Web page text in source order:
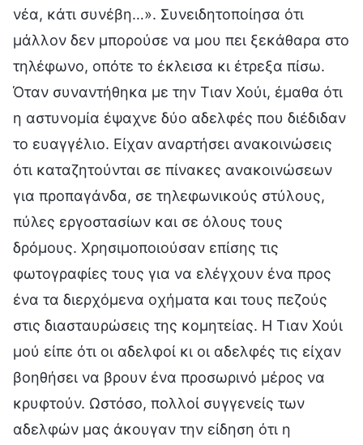
νέα, κάτι συνέβη…». Συνειδητοποίησα ότι
μάλλον δεν μπορούσε να μου πει ξεκάθαρα στο
τηλέφωνο, οπότε το έκλεισα κι έτρεξα πίσω.
Όταν συναντήθηκα με την Τιαν Χούι, έμαθα ότι
η αστυνομία έψαχνε δύο αδελφές που διέδιδαν
το ευαγγέλιο. Είχαν αναρτήσει ανακοινώσεις
ότι καταζητούνται σε πίνακες ανακοινώσεων
για προπαγάνδα, σε τηλεφωνικούς στύλους,
πύλες εργοστασίων και σε όλους τους
δρόμους. Χρησιμοποιούσαν επίσης τις
φωτογραφίες τους για να ελέγχουν ένα προς
ένα τα διερχόμενα οχήματα και τους πεζούς
στις διασταυρώσεις της κομητείας. Η Τιαν Χούι
μού είπε ότι οι αδελφοί κι οι αδελφές τις είχαν
βοηθήσει να βρουν ένα προσωρινό μέρος να
κρυφτούν. Ωστόσο, πολλοί συγγενείς των
αδελφών μας άκουγαν την είδηση ότι η